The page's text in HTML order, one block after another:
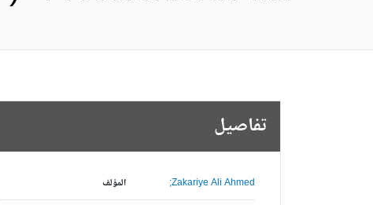
تفاصيل
المؤلف Zakariye Ali Ahmed;